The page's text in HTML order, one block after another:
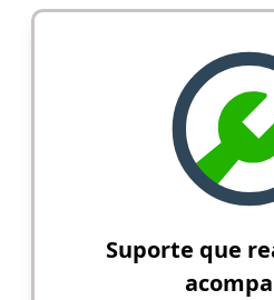
Suporte que